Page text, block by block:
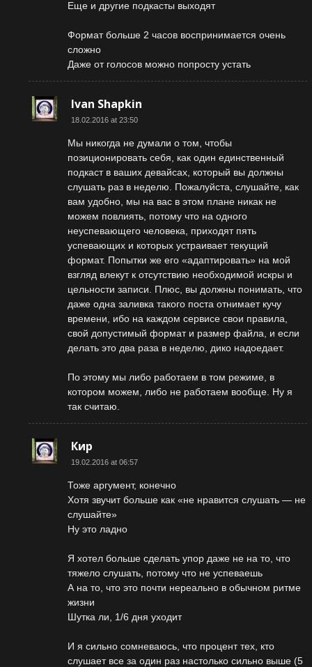
Еще и другие подкасты выходят
Формат больше 2 часов воспринимается очень
сложно
Даже от голосов можно попросту устать
Ivan Shapkin
18.02.2016 at 23:50
Мы никогда не думали о том, чтобы
позиционировать себя, как один единственный
подкаст в ваших девайсах, который вы должны
слушать раз в неделю. Пожалуйста, слушайте, как
вам удобно, мы на вас в этом плане никак не
можем повлиять, потому что на одного
неуспевающего человека, приходят пять
успевающих и которых устраивает текущий
формат. Попытки же его «адаптировать» на мой
взгляд влекут к отсутствию необходимой искры и
цельности записи. Плюс, вы должны понимать, что
даже одна заливка такого поста отнимает кучу
времени, ибо на каждом сервисе свои правила,
свой допустимый формат и размер файла, и если
делать это два раза в неделю, дико надоедает.
По этому мы либо работаем в том режиме, в
котором можем, либо не работаем вообще. Ну я
так считаю.
Кир
19.02.2016 at 06:57
Тоже аргумент, конечно
Хотя звучит больше как «не нравится слушать — не
слушайте»
Ну это ладно
Я хотел больше сделать упор даже не на то, что
тяжело слушать, потому что не успеваешь
А на то, что это почти нереально в обычном ритме
жизни
Шутка ли, 1/6 дня уходит
И я сильно сомневаюсь, что процент тех, кто
слушает все за один раз настолько сильно выше (5